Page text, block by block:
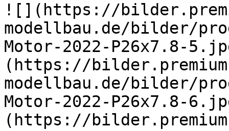
![](https://
modellbau.de/bilder/
Motor-2022-P26x7.8-
(https://
modellbau.de/bilder/
Motor-2022-P26x7.8-
(https://